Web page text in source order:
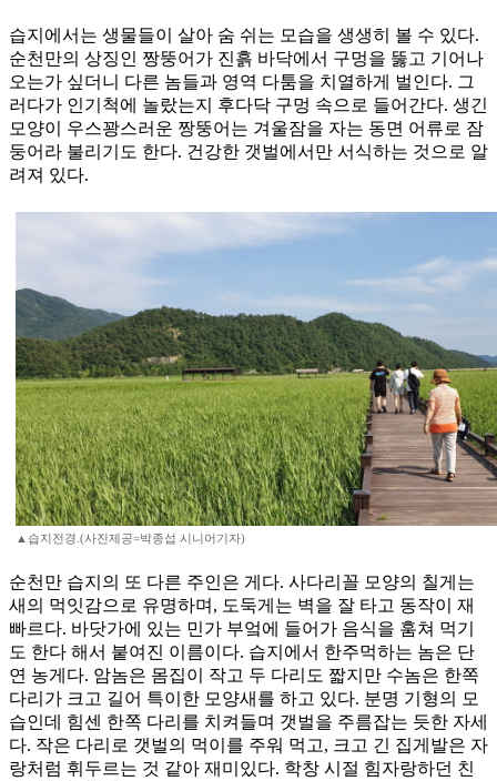
습지에서는 생물들이 살아 숨 쉬는 모습을 생생히 볼 수 있다.
순천만의 상징인 짱뚱어가 진흙 바닥에서 구멍을 뚫고 기어나
오는가 싶더니 다른 놈들과 영역 다툼을 치열하게 벌인다. 그
러다가 인기척에 놀랐는지 후다닥 구멍 속으로 들어간다. 생긴
모양이 우스꽝스러운 짱뚱어는 겨울잠을 자는 동면 어류로 잠
둥어라 불리기도 한다. 건강한 갯벌에서만 서식하는 것으로 알
려져 있다.
▲습지전경.(사진제공=박종섭 시니어기자)
순천만 습지의 또 다른 주인은 게다. 사다리꼴 모양의 칠게는
새의 먹잇감으로 유명하며, 도둑게는 벽을 잘 타고 동작이 재
빠르다. 바닷가에 있는 민가 부엌에 들어가 음식을 훔쳐 먹기
도 한다 해서 붙여진 이름이다. 습지에서 한주먹하는 놈은 단
연 농게다. 암놈은 몸집이 작고 두 다리도 짧지만 수놈은 한쪽
다리가 크고 길어 특이한 모양새를 하고 있다. 분명 기형의 모
습인데 힘센 한쪽 다리를 치켜들며 갯벌을 주름잡는 듯한 자세
다. 작은 다리로 갯벌의 먹이를 주워 먹고, 크고 긴 집게발은 자
랑처럼 휘두르는 것 같아 재미있다. 학창 시절 힘자랑하던 친